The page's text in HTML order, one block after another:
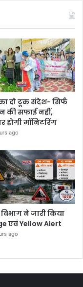
दो टूक संदेश- सिर्फ
की सफाई नहीं,
होगी मॉनिटरिंग
ago
ने जारी किया
एवं Yellow Alert
ago